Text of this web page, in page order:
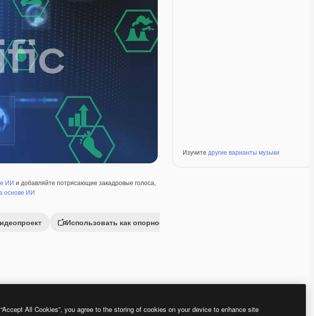
ИИ и добавляйте потрясающие закадровые голоса,
основе ИИ
Использовать как опорное изображение
Изучите другие варианты музыки
Premium
Premium Premium
PremiumСгенерировано
All Cookies”, you agree to the storing of cookies on your device to enhance site